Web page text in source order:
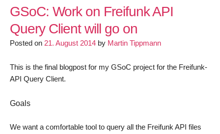
sammeln
Termine
teilen
GSoC: Work on Freifunk API
Query Client will go on
Posted on 21. August 2014 by Martin Tippmann
This is the final blogpost for my GSoC project for the Freifunk-
API Query Client.
Goals
We want a comfortable tool to query all the Freifunk API files